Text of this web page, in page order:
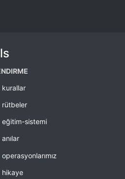
kurallar
rütbeler
sistemi
hikaye